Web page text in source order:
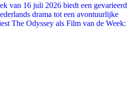
van 16 juli 2026 biedt een gevarieerd
drama tot een avontuurlijke
The Odyssey als Film van de Week: